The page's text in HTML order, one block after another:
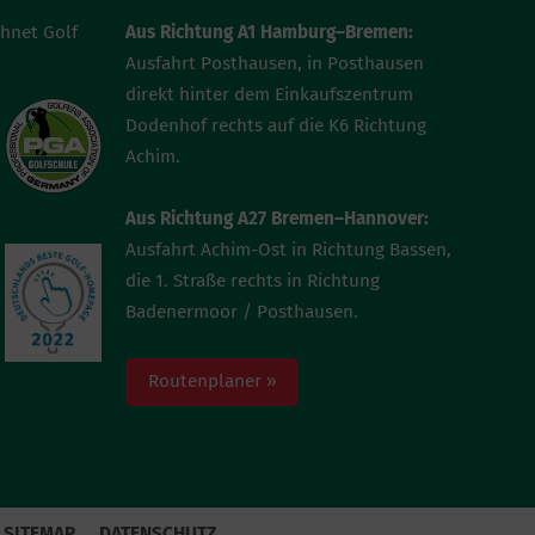
Golf
Aus Richtung A1 Hamburg–Bremen:
Ausfahrt Posthausen, in Posthausen
direkt hinter dem Einkaufszentrum
Dodenhof rechts auf die K6 Richtung
Achim.
Aus Richtung A27 Bremen–Hannover:
Ausfahrt Achim-Ost in Richtung Bassen,
die 1. Straße rechts in Richtung
Badenermoor / Posthausen.
Routenplaner »